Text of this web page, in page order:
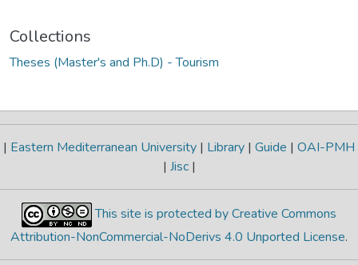
Collections
Theses (Master's and Ph.D) - Tourism
| Eastern Mediterranean University | Library | Guide | OAI-PMH
| Jisc |
This site is protected by Creative Commons
Attribution-NonCommercial-NoDerivs 4.0 Unported License.